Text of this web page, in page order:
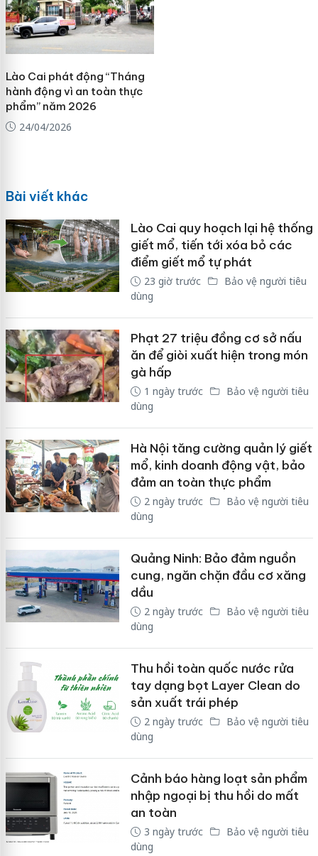
Lào Cai phát động “Tháng
hành động vì an toàn thực
phẩm” năm 2026
24/04/2026
Bài viết khác
Lào Cai quy hoạch lại hệ thống
giết mổ, tiến tới xóa bỏ các
điểm giết mổ tự phát
23 giờ trước
Bảo vệ người tiêu
dùng
Phạt 27 triệu đồng cơ sở nấu
ăn để giòi xuất hiện trong món
gà hấp
1 ngày trước
Bảo vệ người tiêu
dùng
Hà Nội tăng cường quản lý giết
mổ, kinh doanh động vật, bảo
đảm an toàn thực phẩm
2 ngày trước
Bảo vệ người tiêu
dùng
Quảng Ninh: Bảo đảm nguồn
cung, ngăn chặn đầu cơ xăng
dầu
2 ngày trước
Bảo vệ người tiêu
dùng
Thu hồi toàn quốc nước rửa
tay dạng bọt Layer Clean do
sản xuất trái phép
2 ngày trước
Bảo vệ người tiêu
dùng
Cảnh báo hàng loạt sản phẩm
nhập ngoại bị thu hồi do mất
an toàn
3 ngày trước
Bảo vệ người tiêu
dùng